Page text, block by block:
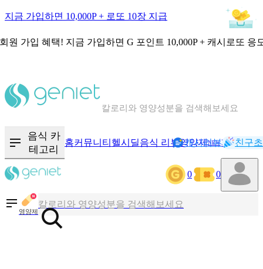
지금 가입하면 10,000P + 로또 10장 지급
원 가입 혜택! 지금 가입하면 G 포인트 10,000P + 캐시로또 응
칼로리와 영양성분을 검색해보세요
음식 카
테고리
홈커뮤니티 헬시딜음식 리뷰영양제NEW기록
캐시리뷰 친구
0 0
영양제
칼로리와 영양성분을 검색해보세요
혈당 · 다이어트 음식 검색해보세요